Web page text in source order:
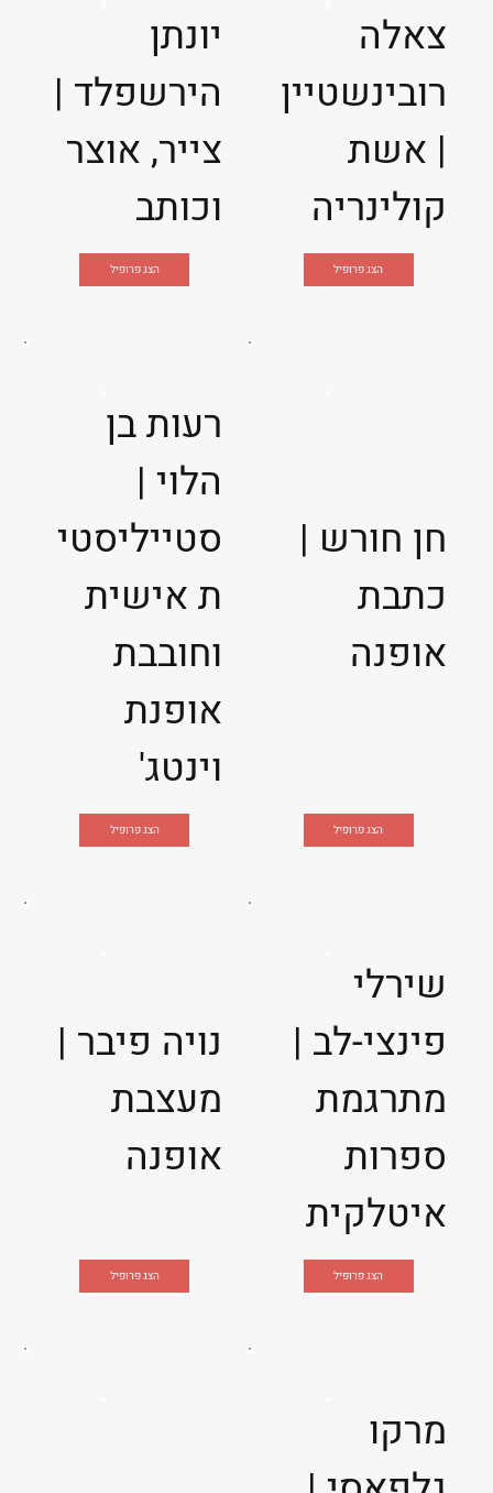
יונתן
הירשפלד |
צייר, אוצר
וכותב
הצג פרופיל
צאלה
רובינשטיין
| אשת
קולינריה
הצג פרופיל
רעות בן
הלוי |
סטייליסטי
ת אישית
וחובבת
אופנת
וינטג'
הצג פרופיל
חן חורש |
כתבת
אופנה
הצג פרופיל
נויה פיבר |
מעצבת
אופנה
הצג פרופיל
שירלי
פינצי-לב |
מתרגמת
ספרות
איטלקית
הצג פרופיל
מרקו